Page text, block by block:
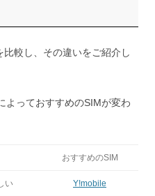
較し、その違いをご紹介し
よっておすすめのSIMが変わ
おすすめのSIM
い Y!mobile